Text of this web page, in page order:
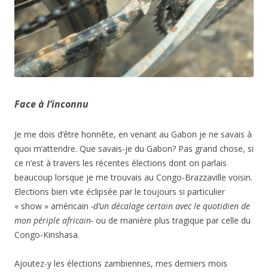
Face à l’inconnu
Je me dois d’être honnête, en venant au Gabon je ne savais à
quoi m’attendre. Que savais-je du Gabon? Pas grand chose, si
ce n’est à travers les récentes élections dont on parlais
beaucoup lorsque je me trouvais au Congo-Brazzaville voisin.
Elections bien vite éclipsée par le toujours si particulier
« show » américain -d’un décalage certain avec le quotidien de
mon périple africain- ou de manière plus tragique par celle du
Congo-Kinshasa.
Ajoutez-y les élections zambiennes, mes derniers mois